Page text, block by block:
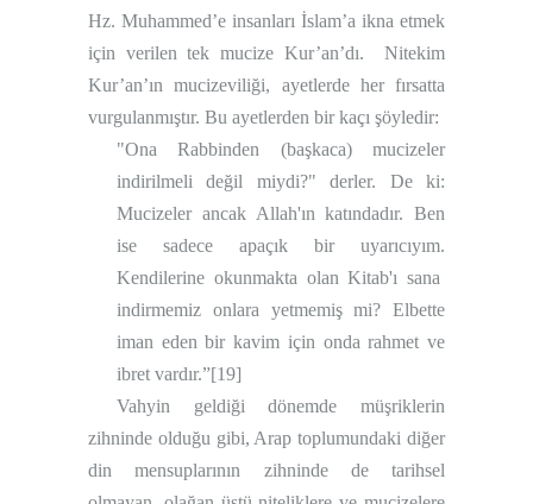
Hz. Muhammed’e insanları İslam’a ikna etmek
için verilen tek mucize Kur’an’dı.
Nitekim
Kur’an’ın mucizeviliği, ayetlerde her fırsatta
vurgulanmıştır. Bu ayetlerden bir kaçı şöyledir:
"Ona Rabbinden (başkaca) mucizeler
indirilmeli değil miydi?" derler. De ki:
Mucizeler ancak Allah'ın katındadır. Ben
ise sadece apaçık bir uyarıcıyım.
Kendilerine okunmakta olan Kitab'ı sana
indirmemiz onlara yetmemiş mi? Elbette
iman eden bir kavim için onda rahmet ve
ibret vardır.”[19]
Vahyin geldiği dönemde müşriklerin
zihninde olduğu gibi, Arap toplumundaki diğer
din mensuplarının zihninde de tarihsel